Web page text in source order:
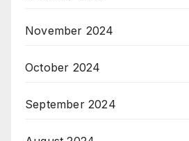
November 2024
October 2024
September 2024